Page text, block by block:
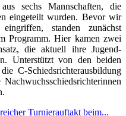
sechs Mannschaften, die
eingeteilt wurden. Bevor wir
standen zunächst
Programm. Hier kamen zwei
die aktuell ihre Jugend-
Unterstützt von den beiden
C-Schiedsrichterausbildung
Turnierauftakt beim...